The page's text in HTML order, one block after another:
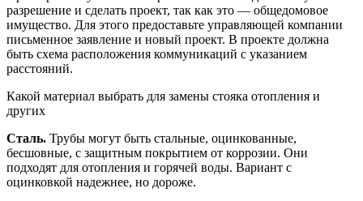
разрешение и сделать проект, так как это — общедомовое
имущество. Для этого предоставьте управляющей компании
письменное заявление и новый проект. В проекте должна
быть схема расположения коммуникаций с указанием
расстояний.
Какой материал выбрать для замены стояка отопления и
других
Сталь. Трубы могут быть стальные, оцинкованные,
бесшовные, с защитным покрытием от коррозии. Они
подходят для отопления и горячей воды. Вариант с
оцинковкой надежнее, но дороже.